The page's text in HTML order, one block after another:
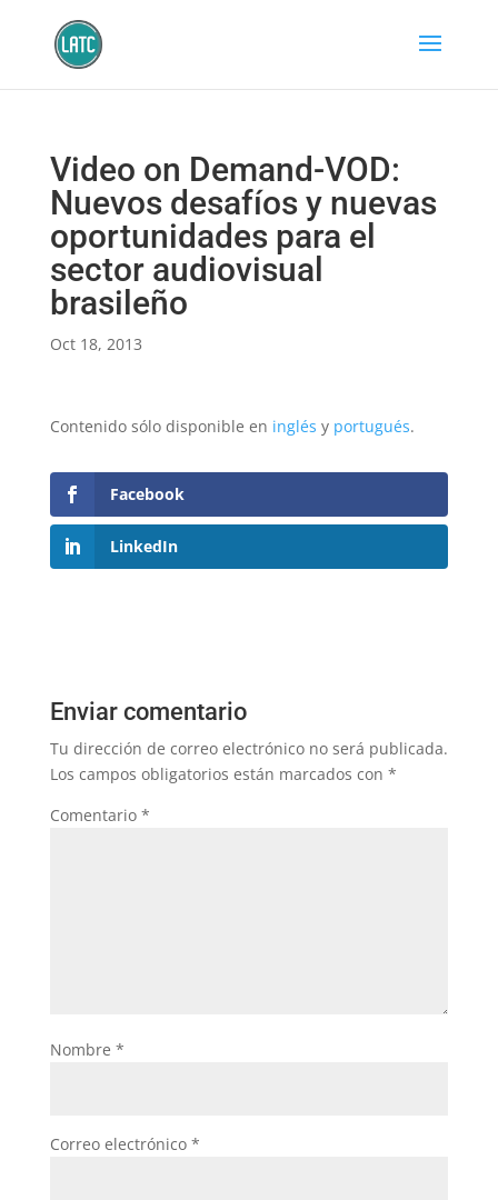
Video on Demand-VOD:
Nuevos desafíos y nuevas
oportunidades para el
sector audiovisual
brasileño
Oct 18, 2013
Contenido sólo disponible en inglés y portugués.
Facebook
LinkedIn
Enviar comentario
Tu dirección de correo electrónico no será publicada.
Los campos obligatorios están marcados con *
Comentario *
Nombre *
Correo electrónico *